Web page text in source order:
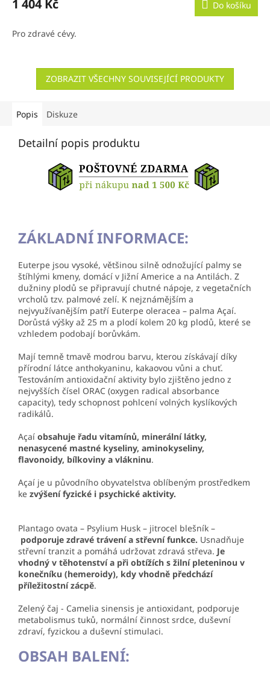
1 404 Kč Do košíku
Pro zdravé cévy.
ZOBRAZIT VŠECHNY SOUVISEJÍCÍ PRODUKTY
Popis Diskuze
Detailní popis produktu
ZÁKLADNÍ INFORMACE:
Euterpe jsou vysoké, většinou silně odnožující palmy se
štíhlými kmeny, domácí v Jižní Americe a na Antilách. Z
dužniny plodů se připravují chutné nápoje, z vegetačních
vrcholů tzv. palmové zelí. K nejznámějším a
nejvyužívanějším patří Euterpe oleracea – palma Açaí.
Dorůstá výšky až 25 m a plodí kolem 20 kg plodů, které se
vzhledem podobají borůvkám.
Mají temně tmavě modrou barvu, kterou získávají díky
přírodní látce anthokyaninu, kakaovou vůni a chuť.
Testováním antioxidační aktivity bylo zjištěno jedno z
nejvyšších čísel ORAC (oxygen radical absorbance
capacity), tedy schopnost pohlcení volných kyslíkových
radikálů.
Açaí obsahuje řadu vitamínů, minerální látky,
nenasycené mastné kyseliny, aminokyseliny,
flavonoidy, bílkoviny a vlákninu.
Açaí je u původního obyvatelstva oblíbeným prostředkem
ke zvýšení fyzické i psychické aktivity.
Plantago ovata – Psylium Husk – jitrocel blešník –
podporuje zdravé trávení a střevní funkce. Usnadňuje
střevní tranzit a pomáhá udržovat zdravá střeva. Je
vhodný v těhotenství a při obtížích s žilní pleteninou v
konečníku (hemeroidy), kdy vhodně předchází
příležitostní zácpě.
Zelený čaj - Camelia sinensis je antioxidant, podporuje
metabolismus tuků, normální činnost srdce, duševní
zdraví, fyzickou a duševní stimulaci.
OBSAH BALENÍ: